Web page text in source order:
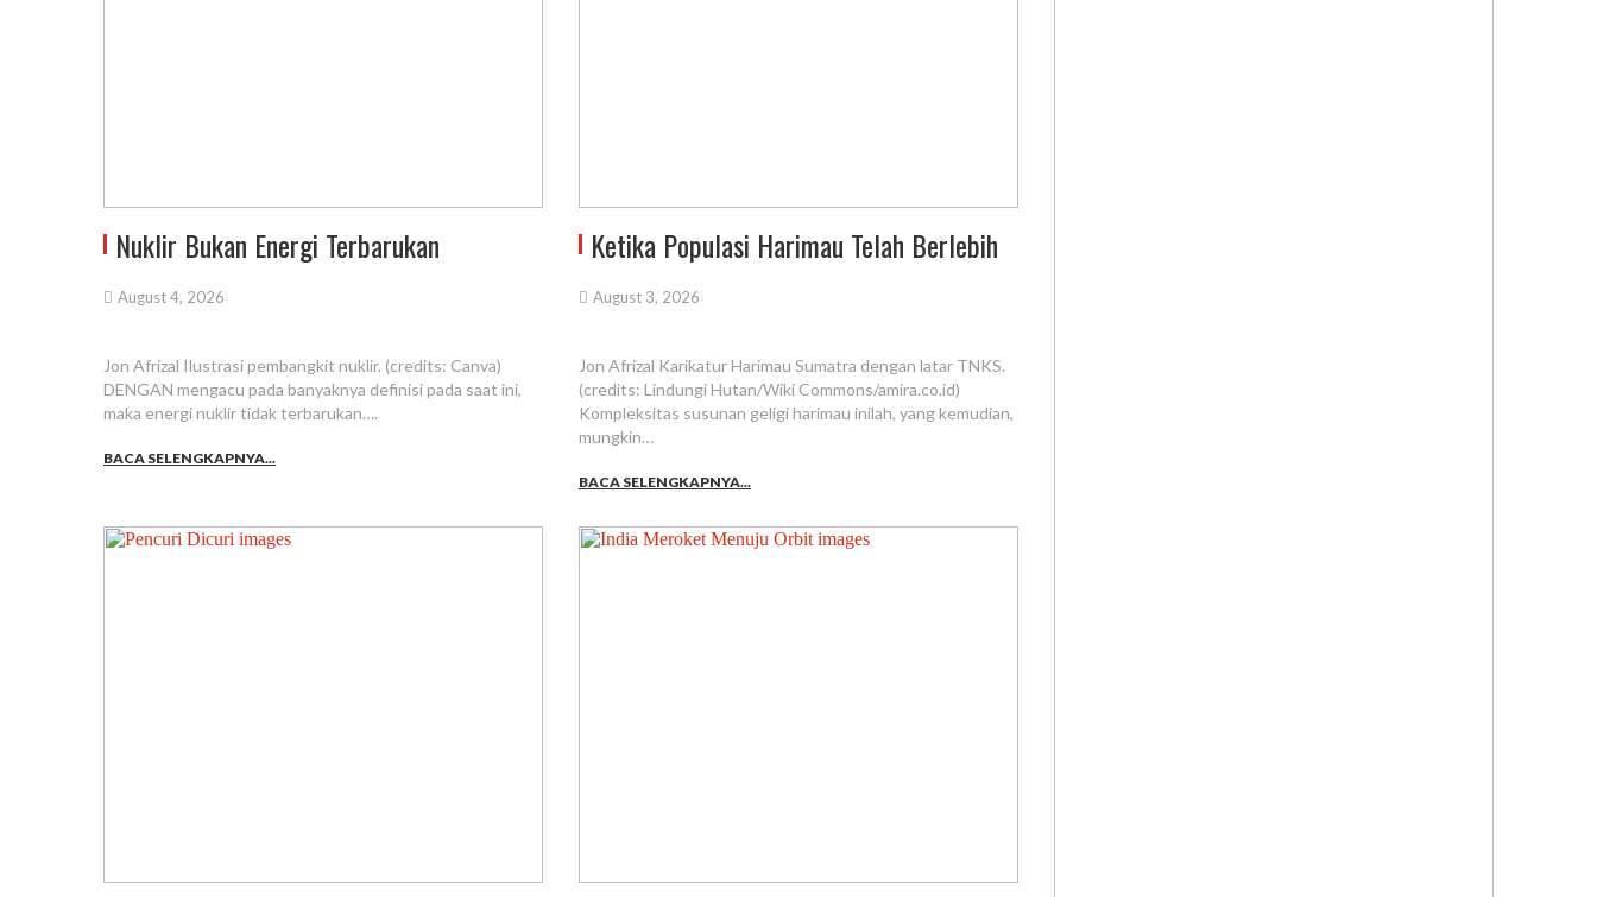
Nuklir Bukan Energi Terbarukan
August 4, 2026
Jon Afrizal Ilustrasi pembangkit nuklir. (credits: Canva)
DENGAN mengacu pada banyaknya definisi pada saat ini,
maka energi nuklir tidak terbarukan….
BACA SELENGKAPNYA...
Ketika Populasi Harimau Telah Berlebih
August 3, 2026
Jon Afrizal Karikatur Harimau Sumatra dengan latar TNKS.
(credits: Lindungi Hutan/Wiki Commons/amira.co.id)
Kompleksitas susunan geligi harimau inilah, yang kemudian,
mungkin…
BACA SELENGKAPNYA...